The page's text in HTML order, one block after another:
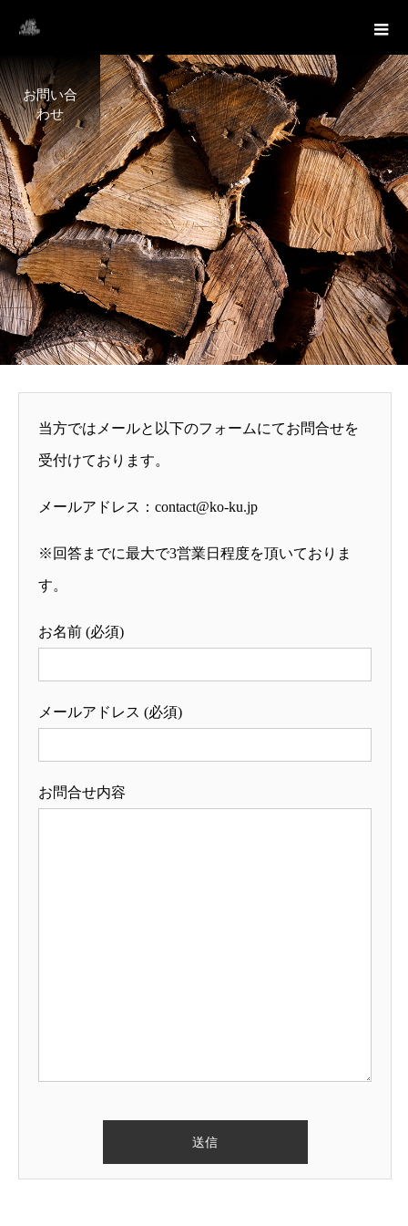
お問い合
わせ
当方ではメールと以下のフォームにてお問合せを
受付けております。
メールアドレス： contact@ko-ku.jp
※回答までに最大で3営業日程度を頂いておりま
す。
お名前 (必須)
メールアドレス (必須)
お問合せ内容